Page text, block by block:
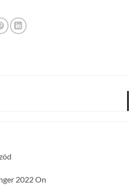
2022 On